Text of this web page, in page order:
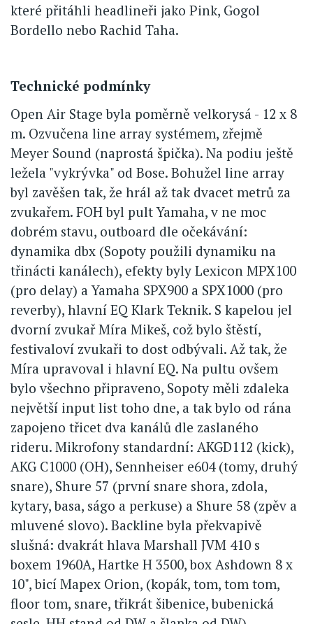
které přitáhli headlineři jako Pink, Gogol
Bordello nebo Rachid Taha.
Technické podmínky
Open Air Stage byla poměrně velkorysá - 12 x 8
m. Ozvučena line array systémem, zřejmě
Meyer Sound (naprostá špička). Na podiu ještě
ležela "vykrývka" od Bose. Bohužel line array
byl zavěšen tak, že hrál až tak dvacet metrů za
zvukařem. FOH byl pult Yamaha, v ne moc
dobrém stavu, outboard dle očekávání:
dynamika dbx (Sopoty použili dynamiku na
třinácti kanálech), efekty byly Lexicon MPX100
(pro delay) a Yamaha SPX900 a SPX1000 (pro
reverby), hlavní EQ Klark Teknik. S kapelou jel
dvorní zvukař Míra Mikeš, což bylo štěstí,
festivaloví zvukaři to dost odbývali. Až tak, že
Míra upravoval i hlavní EQ. Na pultu ovšem
bylo všechno připraveno, Sopoty měli zdaleka
největší input list toho dne, a tak bylo od rána
zapojeno třicet dva kanálů dle zaslaného
rideru. Mikrofony standardní: AKGD112 (kick),
AKG C1000 (OH), Sennheiser e604 (tomy, druhý
snare), Shure 57 (první snare shora, zdola,
kytary, basa, ságo a perkuse) a Shure 58 (zpěv a
mluvené slovo). Backline byla překvapivě
slušná: dvakrát hlava Marshall JVM 410 s
boxem 1960A, Hartke H 3500, box Ashdown 8 x
10", bicí Mapex Orion, (kopák, tom, tom tom,
floor tom, snare, třikrát šibenice, bubenická